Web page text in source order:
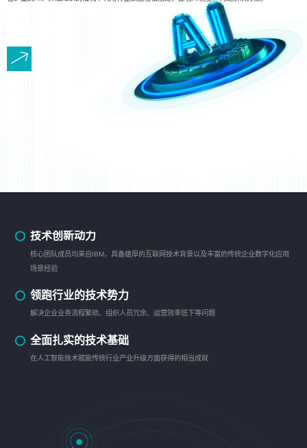
技术创新动力
核心团队成员均来自IBM，具备雄厚的互联网技术背景以及丰富的传统企业数字化应用
场景经验
领跑行业的技术势力
解决企业业务流程繁琐、组织人员冗余、运营效率低下等问题
全面扎实的技术基础
在人工智能技术赋能传统行业产业升级方面获得的相当成就